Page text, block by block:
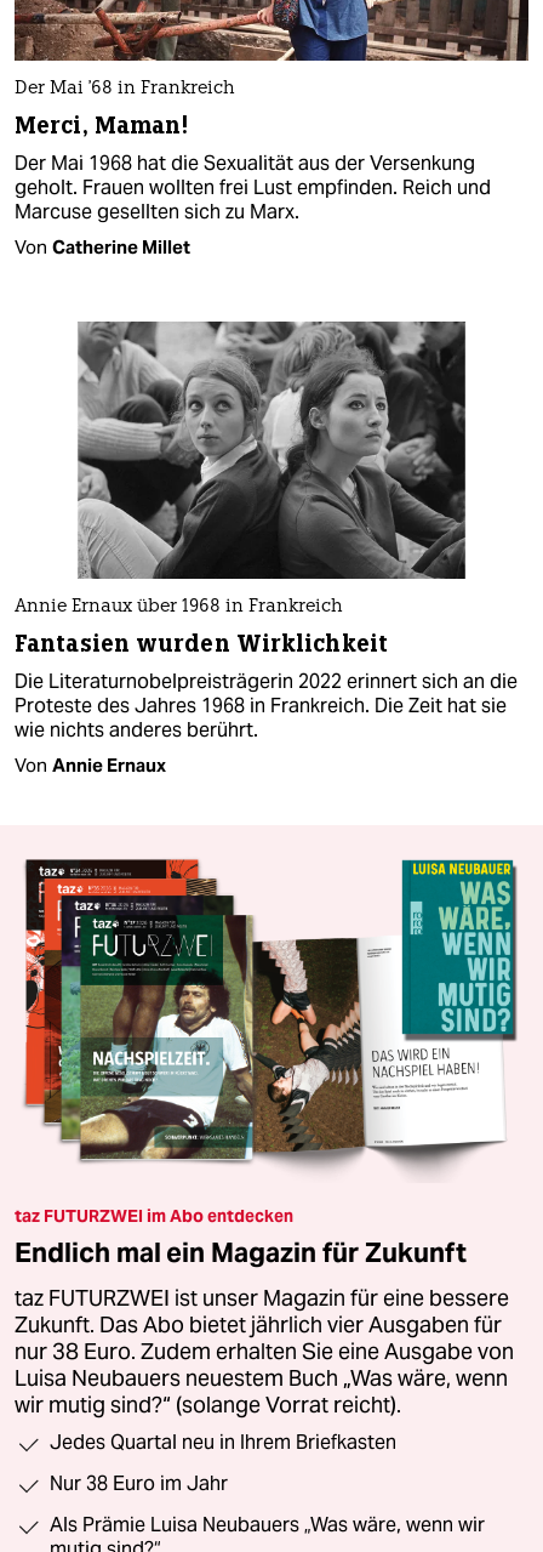
Der Mai '68 in Frankreich
Merci, Maman!
Der Mai 1968 hat die Sexualität aus der Versenkung
geholt. Frauen wollten frei Lust empfinden. Reich und
Marcuse gesellten sich zu Marx.
Von Catherine Millet
Annie Ernaux über 1968 in Frankreich
Fantasien wurden Wirklichkeit
Die Literaturnobelpreisträgerin 2022 erinnert sich an die
Proteste des Jahres 1968 in Frankreich. Die Zeit hat sie
wie nichts anderes berührt.
Von Annie Ernaux
taz FUTURZWEI im Abo entdecken
Endlich mal ein Magazin für Zukunft
taz FUTURZWEI ist unser Magazin für eine bessere
Zukunft. Das Abo bietet jährlich vier Ausgaben für
nur 38 Euro. Zudem erhalten Sie eine Ausgabe von
Luisa Neubauers neuestem Buch „Was wäre, wenn
wir mutig sind?“ (solange Vorrat reicht).
Jedes Quartal neu in Ihrem Briefkasten
Nur 38 Euro im Jahr
Als Prämie Luisa Neubauers „Was wäre, wenn wir